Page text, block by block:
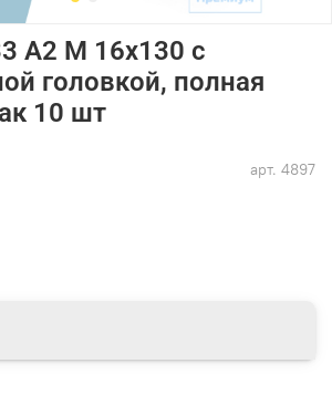
арт. 4897
А2 M 16х130 с
головкой, полная
10 шт